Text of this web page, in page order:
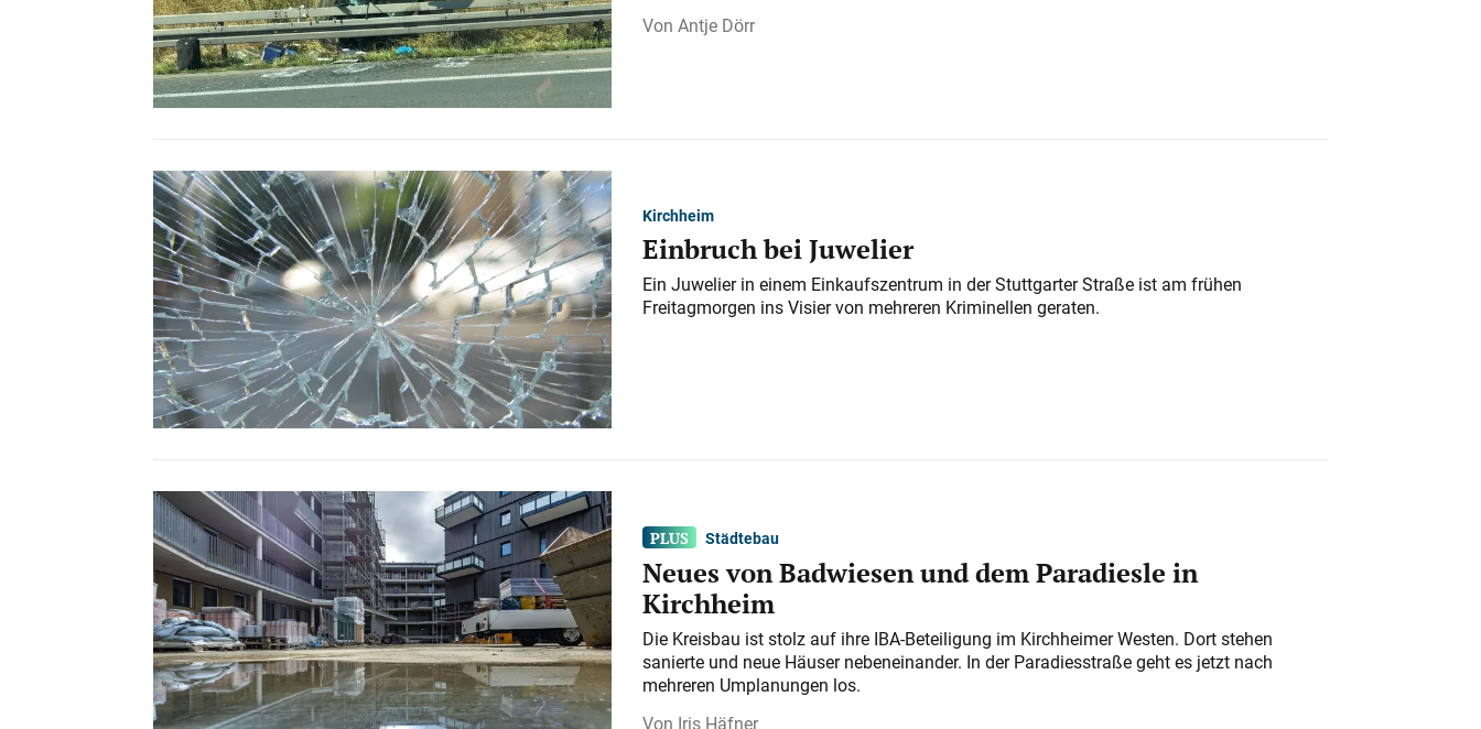
Antje Dörr
Kirchheim
Einbruch bei Juwelier
Ein Juwelier in einem Einkaufszentrum in der Stuttgarter Straße ist am frühen
Freitagmorgen ins Visier von mehreren Kriminellen geraten.
Städtebau
Neues von Badwiesen und dem Paradiesle in
Kirchheim
Die Kreisbau ist stolz auf ihre IBA-Beteiligung im Kirchheimer Westen. Dort stehen
sanierte und neue Häuser nebeneinander. In der Paradiesstraße geht es jetzt nach
mehreren Umplanungen los.
Iris Häfner